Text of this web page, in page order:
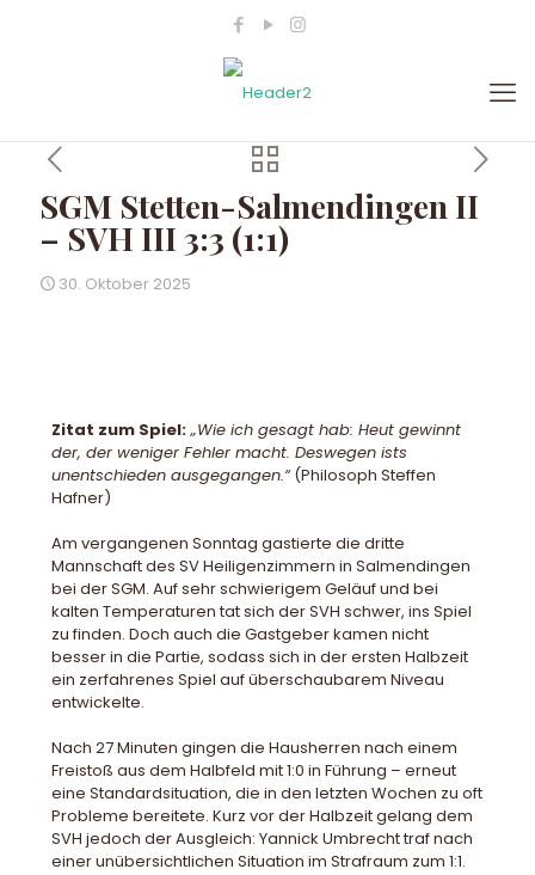
SGM Stetten-Salmendingen II
– SVH III 3:3 (1:1)
30. Oktober 2025
Zitat zum Spiel:„Wie ich gesagt hab: Heut gewinnt
der, der weniger Fehler macht. Deswegen ists
unentschieden ausgegangen.“(Philosoph Steffen
Hafner)
Am vergangenen Sonntag gastierte die dritte
Mannschaft des SV Heiligenzimmern in Salmendingen
bei der SGM. Auf sehr schwierigem Geläuf und bei
kalten Temperaturen tat sich der SVH schwer, ins Spiel
zu finden. Doch auch die Gastgeber kamen nicht
besser in die Partie, sodass sich in der ersten Halbzeit
ein zerfahrenes Spiel auf überschaubarem Niveau
entwickelte.
Nach 27 Minuten gingen die Hausherren nach einem
Freistoß aus dem Halbfeld mit 1:0 in Führung – erneut
eine Standardsituation, die in den letzten Wochen zu oft
Probleme bereitete. Kurz vor der Halbzeit gelang dem
SVH jedoch der Ausgleich: Yannick Umbrecht traf nach
einer unübersichtlichen Situation im Strafraum zum 1:1.